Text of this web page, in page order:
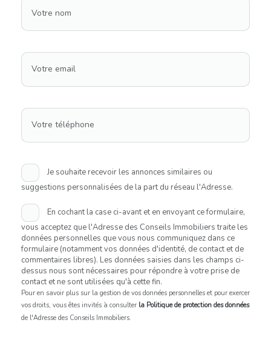
Votre nom
Votre email
Votre téléphone
Je souhaite recevoir les annonces similaires ou
suggestions personnalisées de la part du réseau l'Adresse.
En cochant la case ci-avant et en envoyant ce formulaire,
vous acceptez que l'Adresse des Conseils Immobiliers traite les
données personnelles que vous nous communiquez dans ce
formulaire (notamment vos données d'identité, de contact et de
commentaires libres). Les données saisies dans les champs ci-
dessus nous sont nécessaires pour répondre à votre prise de
contact et ne sont utilisées qu'à cette fin.
Pour en savoir plus sur la gestion de vos données personnelles et pour exercer
vos droits, vous êtes invités à consulter la Politique de protection des données
de l'Adresse des Conseils Immobiliers.